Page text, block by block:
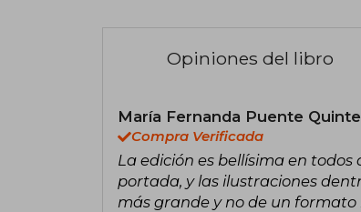
Opiniones del libro
María Fernanda Puente
Compra Verificada
La edición es bellísima en
portada, y las ilustraciones
más grande y no de un formato